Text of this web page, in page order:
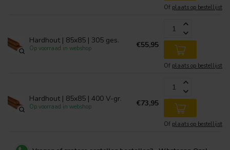
Of plaats op bestellijst
Hardhout | 85x85 | 305 ges.
Op voorraad in webshop €55,95
Of plaats op bestellijst
Hardhout | 85x85 | 400 V-gr.
Op voorraad in webshop €73,95
Of plaats op bestellijst